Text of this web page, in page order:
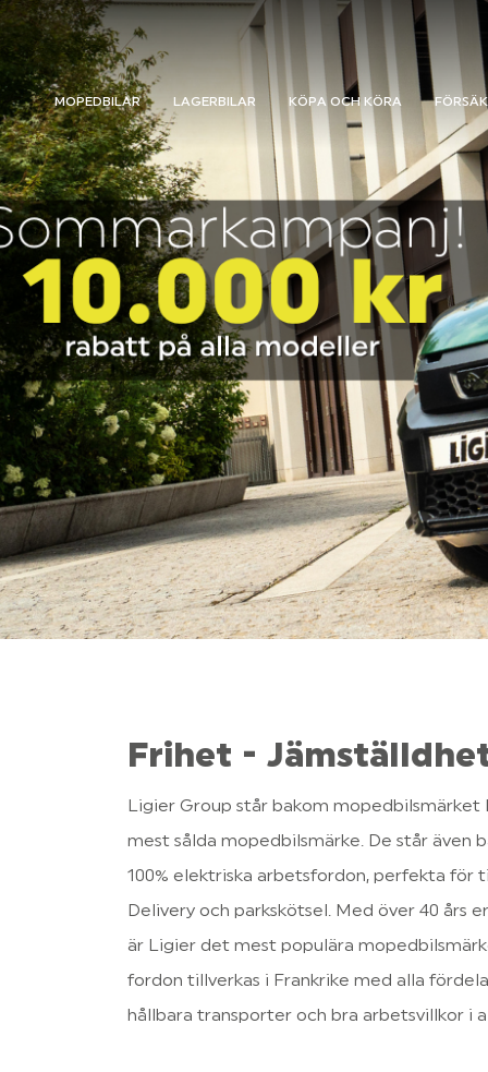
MOPEDBILAR LAGERBILAR KÖPA OCH KÖRA
Frihet -
Ligier Group står bakom mopedbilsmärket
mest sålda mopedbilsmärke. De står även
100% elektriska arbetsfordon, perfekta för
Delivery och parkskötsel. Med över 40 års
är Ligier det mest populära
fordon tillverkas i Frankrike med alla
hållbara transporter och bra arbetsvillkor i